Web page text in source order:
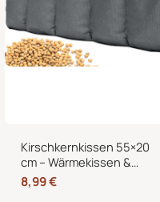
Kirschkernkissen 55×20
cm – Wärmekissen &
Kältekissen für
Mikrowelle, Nacken,
8,99€